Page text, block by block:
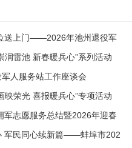
送上门——2026年池州退役军
润雷池 新春暖兵心”系列活动
人服务站工作座谈会
映荣光 喜报暖兵心”专项活动
军志愿服务总结暨2026年迎春
军民同心续新篇——蚌埠市202